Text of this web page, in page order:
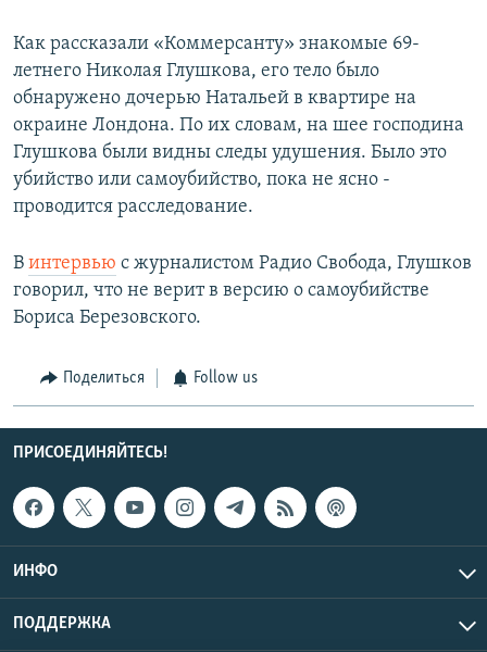
Как рассказали «Коммерсанту» знакомые 69-
летнего Николая Глушкова, его тело было
обнаружено дочерью Натальей в квартире на
окраине Лондона. По их словам, на шее господина
Глушкова были видны следы удушения. Было это
убийство или самоубийство, пока не ясно -
проводится расследование.
В интервью с журналистом Радио Свобода, Глушков
говорил, что не верит в версию о самоубийстве
Бориса Березовского.
Поделиться Follow us
ПРИСОЕДИНЯЙТЕСЬ!
ИНФО
ПОДДЕРЖКА